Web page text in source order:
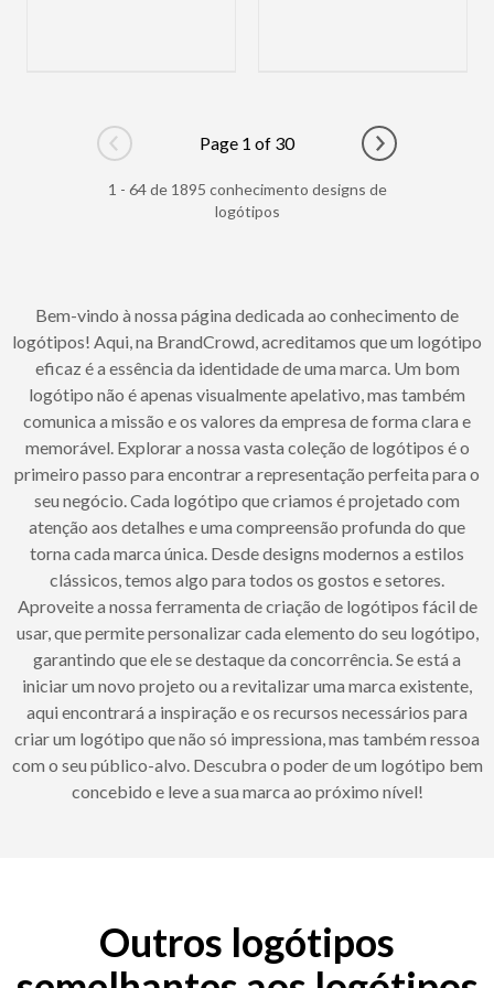
Go to previous page
Page 1 of 30
Go to next
1 - 64 de 1895 conhecimento designs de
logótipos
Bem-vindo à nossa página dedicada ao conhecimento de
logótipos! Aqui, na BrandCrowd, acreditamos que um logótipo
eficaz é a essência da identidade de uma marca. Um bom
logótipo não é apenas visualmente apelativo, mas também
comunica a missão e os valores da empresa de forma clara e
memorável. Explorar a nossa vasta coleção de logótipos é o
primeiro passo para encontrar a representação perfeita para o
seu negócio. Cada logótipo que criamos é projetado com
atenção aos detalhes e uma compreensão profunda do que
torna cada marca única. Desde designs modernos a estilos
clássicos, temos algo para todos os gostos e setores.
Aproveite a nossa ferramenta de criação de logótipos fácil de
usar, que permite personalizar cada elemento do seu logótipo,
garantindo que ele se destaque da concorrência. Se está a
iniciar um novo projeto ou a revitalizar uma marca existente,
aqui encontrará a inspiração e os recursos necessários para
criar um logótipo que não só impressiona, mas também ressoa
com o seu público-alvo. Descubra o poder de um logótipo bem
concebido e leve a sua marca ao próximo nível!
Outros logótipos